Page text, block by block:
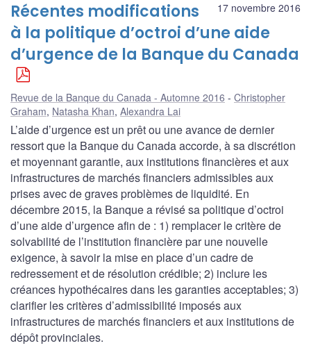
17 novembre 2016
Récentes modifications
à la politique d’octroi d’une aide
d’urgence de la Banque du Canada
Revue de la Banque du Canada - Automne 2016
Christopher
Graham, Natasha Khan, Alexandra Lai
L’aide d’urgence est un prêt ou une avance de dernier
ressort que la Banque du Canada accorde, à sa discrétion
et moyennant garantie, aux institutions financières et aux
infrastructures de marchés financiers admissibles aux
prises avec de graves problèmes de liquidité. En
décembre 2015, la Banque a révisé sa politique d’octroi
d’une aide d’urgence afin de : 1) remplacer le critère de
solvabilité de l’institution financière par une nouvelle
exigence, à savoir la mise en place d’un cadre de
redressement et de résolution crédible; 2) inclure les
créances hypothécaires dans les garanties acceptables; 3)
clarifier les critères d’admissibilité imposés aux
infrastructures de marchés financiers et aux institutions de
dépôt provinciales.